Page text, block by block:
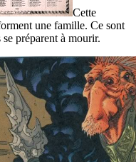
Cette
une famille. Ce sont
préparent à mourir.